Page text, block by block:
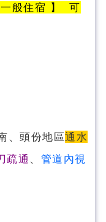
般住宿 】 可
、頭份地區通水
疏通 、 管道內視